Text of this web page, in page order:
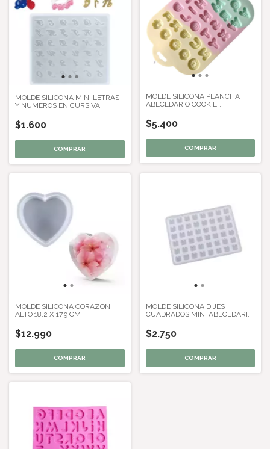
MOLDE SILICONA MINI LETRAS
Y NUMEROS EN CURSIVA
$1.600
MOLDE SILICONA PLANCHA
ABECEDARIO COOKIE
$5.400
MOLDE SILICONA CORAZON
ALTO 18,2 X 17,9 CM
$12.990
MOLDE SILICONA DIJES
CUADRADOS MINI ABECEDARIO
$2.750